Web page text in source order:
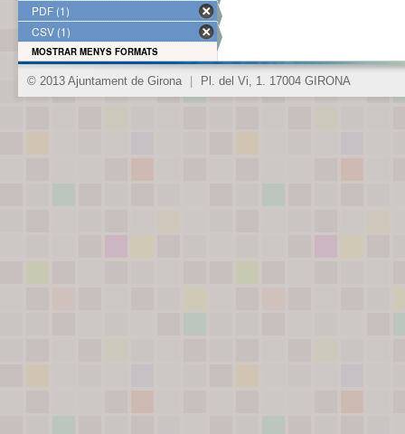
PDF (1)
CSV (1)
MOSTRAR MENYS FORMATS
© 2013 Ajuntament de Girona Pl. del Vi, 1. 17004 GIRONA